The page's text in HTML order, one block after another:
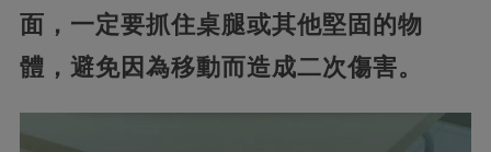
面，一定要抓住桌腿或其他堅固的物
體，避免因為移動而造成二次傷害。